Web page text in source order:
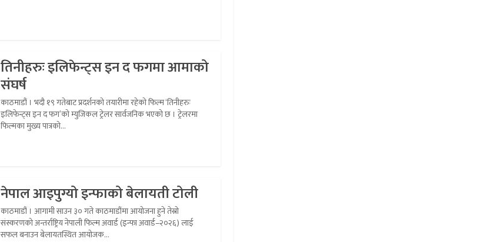
तिनीहरुः इलिफेन्ट्स इन द फगमा आमाको
संघर्ष
काठमाडौं । भदौ १९ गतेबाट प्रदर्शनको तयारीमा रहेको फिल्म ‘तिनीहरुः
इलिफेन्ट्स इन द फग’को म्युजिकल ट्रेलर सार्वजनिक भएको छ । ट्रेलरमा
फिल्मका मुख्य पात्रको...
नेपाल आइपुग्यो इन्फाको बेलायती टोली
काठमाडौं । आगामी साउन ३० गते काठमाडौंमा आयोजना हुने तेस्रो
संस्करणको अन्तर्राष्ट्रिय नेपाली फिल्म अवार्ड (इन्फा अवार्ड–२०२६) लाई
सफल बनाउन बेलायतस्थित आयोजक...